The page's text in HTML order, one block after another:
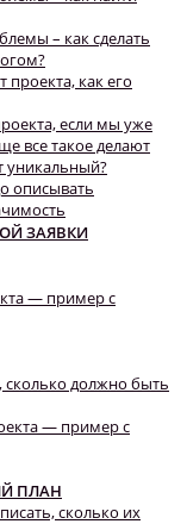
– как сделать
проекта, как его
если мы уже
все такое делают
уникальный?
описывать
ЗАЯВКИ
— пример с
сколько должно быть
— пример с
ПЛАН
сколько их